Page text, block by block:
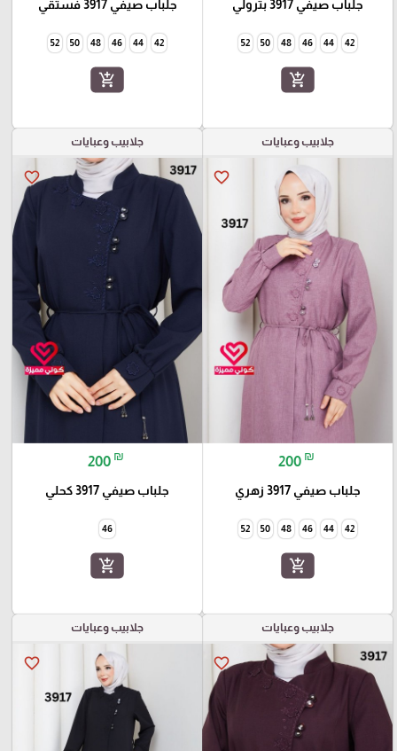
جلباب صيفي 3917 بترولي
42
44
46
48
50
52
add_shopping_cart
جلباب صيفي 3917 فستقي
42
44
46
48
50
52
add_shopping_cart
جلابيب وعبايات
favorite_border
200 ₪
جلباب صيفي 3917 زهري
42
44
46
48
50
52
add_shopping_cart
جلابيب وعبايات
favorite_border
200 ₪
جلباب صيفي 3917 كحلي
46
add_shopping_cart
جلابيب وعبايات
favorite_border
جلابيب وعبايات
favorite_border